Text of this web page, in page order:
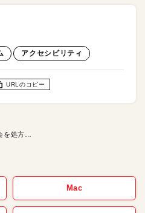
アクセシビリティ
URLのコピー
Mac